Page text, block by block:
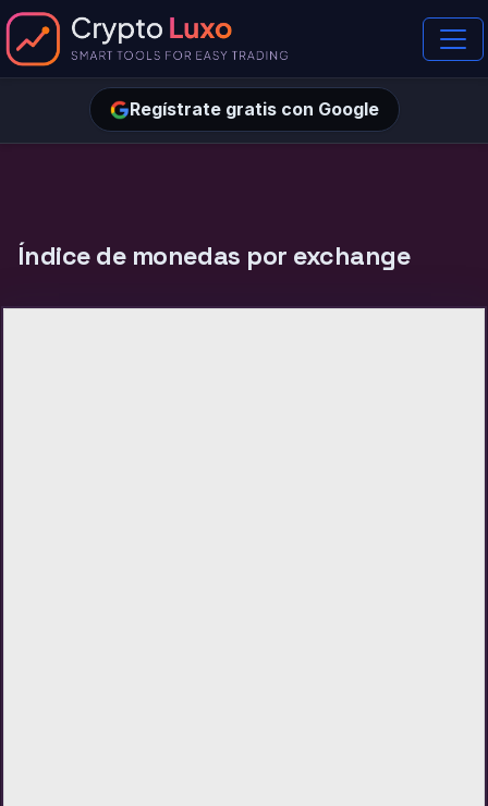
Regístrate gratis con Google
Índice de monedas por exchange